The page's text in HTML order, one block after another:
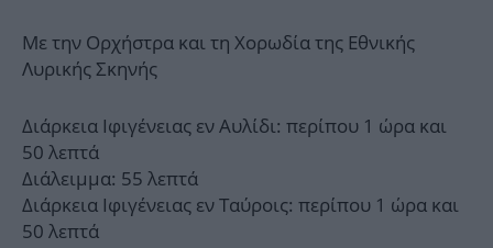
Με την Ορχήστρα και τη Χορωδία της Εθνικής
Λυρικής Σκηνής
Διάρκεια Ιφιγένειας εν Αυλίδι: περίπου 1 ώρα και
50 λεπτά
Διάλειμμα: 55 λεπτά
Διάρκεια Ιφιγένειας εν Ταύροις: περίπου 1 ώρα και
50 λεπτά